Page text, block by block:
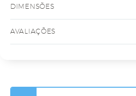
DIMENSÕES
AVALIAÇÕES